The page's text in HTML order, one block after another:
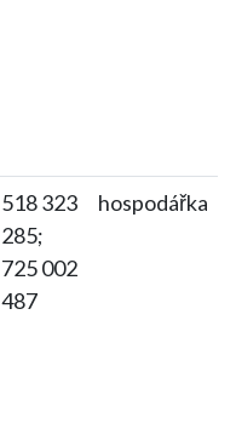
518 323
285;
725 002
487
hospodářka